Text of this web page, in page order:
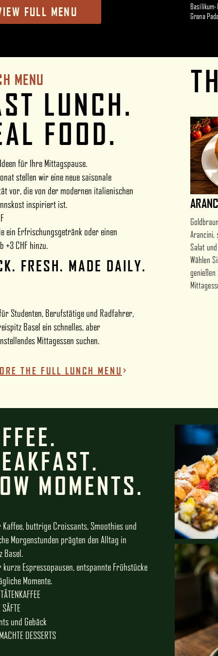
FULL MENU
Grana
LUNCH.
FOOD.
MENU
für Ihre Mittagspause.
stellen wir eine neue saisonale
vor, die von der modernen italienischen
inspiriert ist.
ein Erfrischungsgetränk oder einen
+3 CHF hinzu.
FRESH. MADE DAILY.
Studenten, Berufstätige und Radfahrer,
Basel ein schnelles, aber
Mittagessen suchen.
THE FULL LUNCH MENU
Salat
Wählen
MOMENTS.
buttrige Croissants, Smoothies und
Morgenstunden prägten den Alltag in
Basel.
Espressopausen, entspannte Frühstücke
Momente.
und Gebäck
DESSERTS